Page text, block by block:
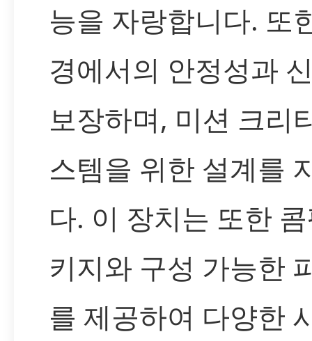
능을 자랑합니다. 또
경에서의 안정성과
보장하며, 미션 크리
스템을 위한 설계를
다. 이 장치는 또한
키지와 구성 가능한
를 제공하여 다양한